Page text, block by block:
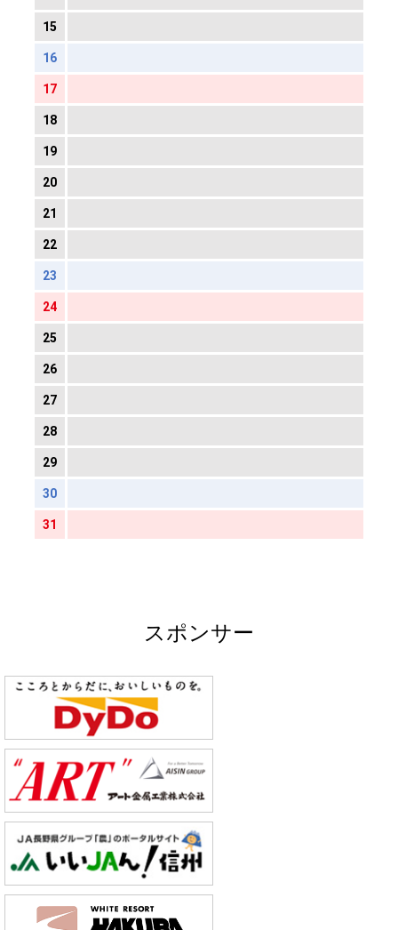
15
16
17
18
19
20
21
22
23
24
25
26
27
28
29
30
31
スポンサー